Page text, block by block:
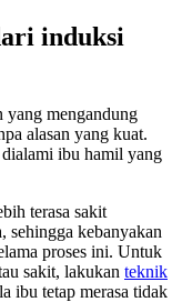
induksi
yang mengandung
alasan yang kuat.
ibu hamil yang
terasa sakit
sehingga kebanyakan
proses ini. Untuk
sakit, lakukan teknik
ibu tetap merasa tidak